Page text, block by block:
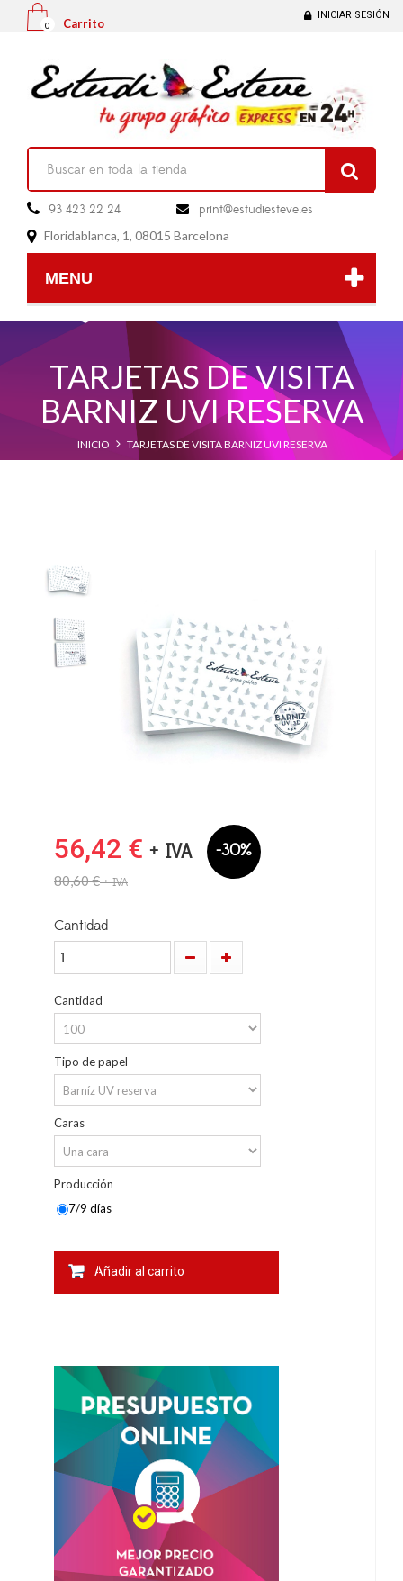
INICIAR SESIÓN
0 Carrito
 93 423 22 24 
print@estudiesteve.es
 Floridablanca, 1, 08015 Barcelona
MENU
TARJETAS DE VISITA
BARNIZ UVI RESERVA
INICIO TARJETAS DE VISITA BARNIZ UVI RESERVA
56,42 € + IVA
80,60 €+ IVA
-30%
Cantidad
Cantidad
Tipo de papel
Caras
Producción
7/9 días
Añadir al carrito